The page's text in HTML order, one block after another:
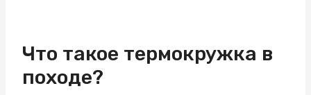
Что такое термокружка в
походе?